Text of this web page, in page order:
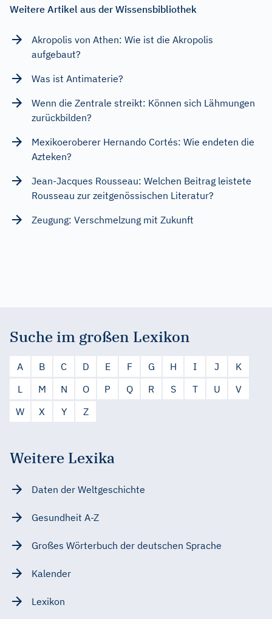
Weitere Artikel aus der Wissensbibliothek
Akropolis von Athen: Wie ist die Akropolis
aufgebaut?
Was ist Antimaterie?
Wenn die Zentrale streikt: Können sich Lähmungen
zurückbilden?
Mexikoeroberer Hernando Cortés: Wie endeten die
Azteken?
Jean-Jacques Rousseau: Welchen Beitrag leistete
Rousseau zur zeitgenössischen Literatur?
Zeugung: Verschmelzung mit Zukunft
Suche im großen Lexikon
A B C D E F G H I J
K
L
M N O P Q R S T U
V
W
X Y Z
Weitere Lexika
Daten der Weltgeschichte
Gesundheit A-Z
Großes Wörterbuch der deutschen Sprache
Kalender
Lexikon